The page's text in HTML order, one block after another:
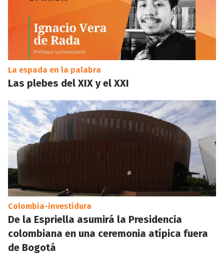
La espada en la palabra
Las plebes del XIX y el XXI
Colombia-investidura
De la Espriella asumirá la Presidencia
colombiana en una ceremonia atípica fuera
de Bogotá